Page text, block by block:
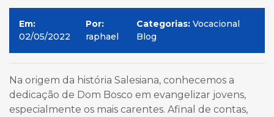
Em:
02/05/2022
Por:
raphael
Categorias: Vocacional
Blog
Na origem da história Salesiana, conhecemos a
dedicação de Dom Bosco em evangelizar jovens,
especialmente os mais carentes. Afinal de contas,